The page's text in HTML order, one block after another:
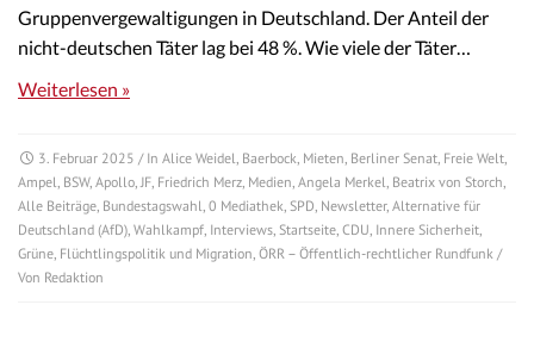
Gruppenvergewaltigungen in Deutschland. Der Anteil der
nicht-deutschen Täter lag bei 48 %. Wie viele der Täter…
Weiterlesen »
3. Februar 2025 / In Alice Weidel, Baerbock, Mieten, Berliner Senat, Freie Welt,
Ampel, BSW, Apollo,JF, Friedrich Merz, Medien, Angela Merkel, Beatrix von Storch,
Alle Beiträge, Bundestagswahl, 0 Mediathek, SPD, Newsletter, Alternative für
Deutschland (AfD), Wahlkampf, Interviews, Startseite, CDU, Innere Sicherheit,
Grüne, Flüchtlingspolitik und Migration, ÖRR – Öffentlich-rechtlicher Rundfunk /
Von Redaktion